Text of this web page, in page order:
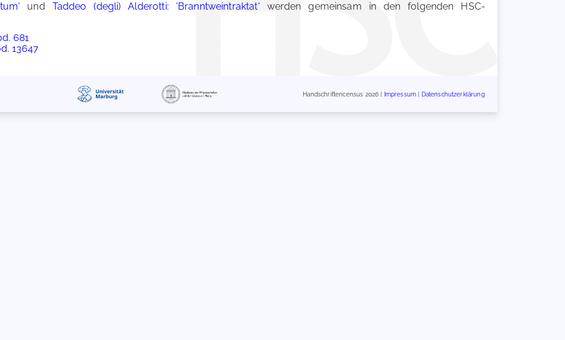
und Taddeo (degli) Alderotti: 'Branntweintraktat' werden gemeinsam in den folgenden HSC-
681
13647
Handschriftencensus 2026 | Impressum Datenschutzerklärung